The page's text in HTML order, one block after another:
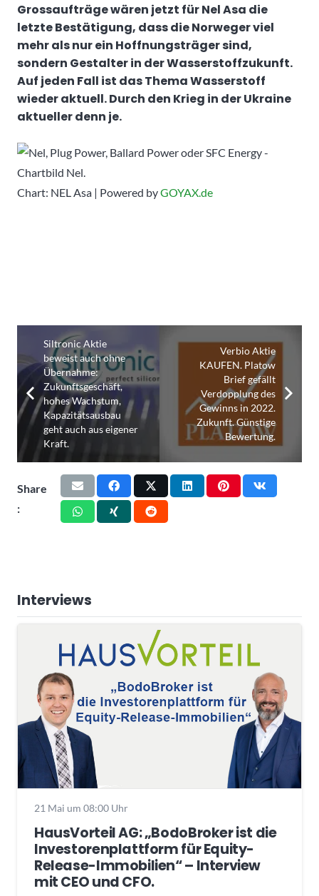
Grossaufträge wären jetzt für Nel Asa die
letzte Bestätigung, dass die Norweger viel
mehr als nur ein Hoffnungsträger sind,
sondern Gestalter in der Wasserstoffzukunft.
Auf jeden Fall ist das Thema Wasserstoff
wieder aktuell. Durch den Krieg in der Ukraine
aktueller denn je.
Chart: NEL Asa | Powered byGOYAX.de
Siltronic Aktie
beweist auch ohne
Übernahme:
Zukunftsgeschäft,
hohes Wachstum,
Kapazitätsausbau
geht auch aus eigener
Kraft.
Verbio Aktie
KAUFEN. Platow
Brief gefällt
Verdopplung des
Gewinns in 2022.
Zukunft. Günstige
Bewertung.
Share
:
Interviews
21 Mai um 08:00 Uhr
HausVorteil AG: „BodoBroker ist die
Investorenplattform für Equity-
Release-Immobilien“ – Interview
mit CEO und CFO.